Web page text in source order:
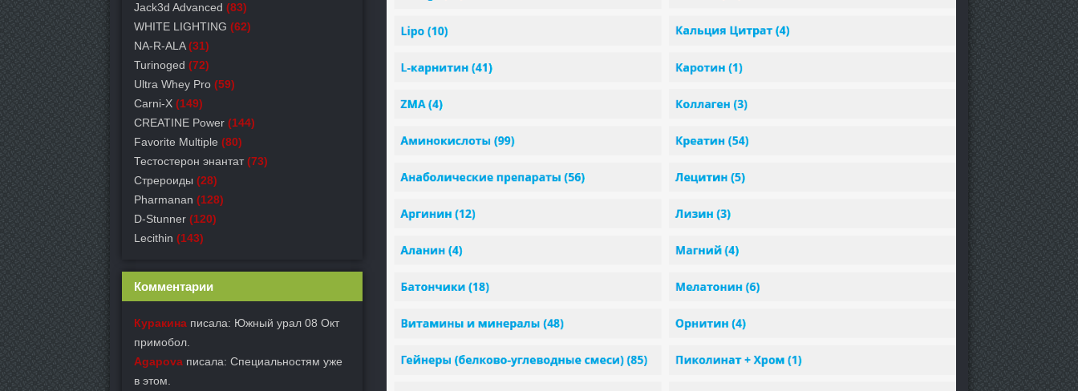
Jack3d Advanced (83)
WHITE LIGHTING (62)
NA-R-ALA (31)
Turinoged (72)
Ultra Whey Pro (59)
Carni-X (149)
СREATINE Power (144)
Favorite Multiple (80)
Тестостерон энантат (73)
Стрероиды (28)
Pharmanan (128)
D-Stunner (120)
Lecithin (143)
Комментарии
Куракина писала: Южный урал 08 Окт
примобол.
Agapova писала: Специальностям уже
в этом.